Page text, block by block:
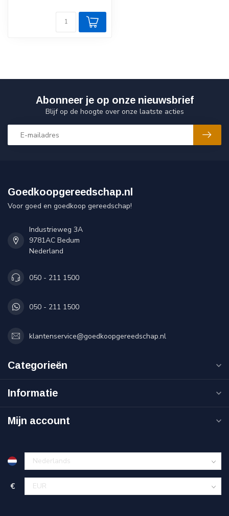
Abonneer je op onze nieuwsbrief
Blijf op de hoogte over onze laatste acties
Goedkoopgereedschap.nl
Voor goed en goedkoop gereedschap!
Industrieweg 3A
9781AC Bedum
Nederland
050 - 211 1500
050 - 211 1500
klantenservice@goedkoopgereedschap.nl
Categorieën
Informatie
Mijn account
€